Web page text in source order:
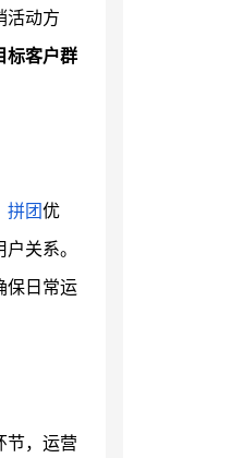
活动方
标客户群
拼团优
关系。
保日常运
节，运营